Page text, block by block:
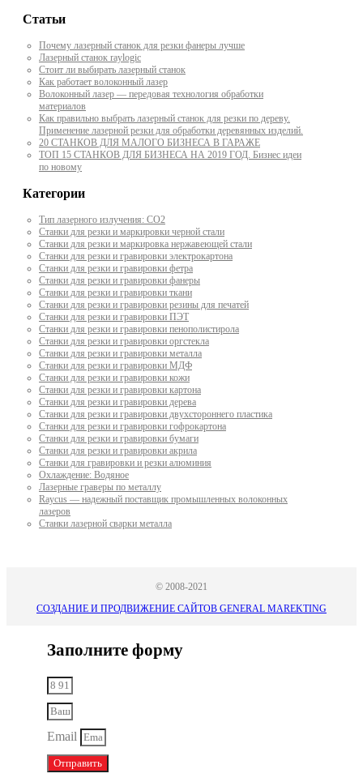
Статьи
Почему лазерный станок для резки фанеры лучше
Лазерный станок raylogic
Стоит ли выбирать лазерный станок
Как работает волоконный лазер
Волоконный лазер — передовая технология обработки
материалов
Как правильно выбрать лазерный станок для резки по дереву.
Применение лазерной резки для обработки деревянных изделий.
20 СТАНКОВ ДЛЯ МАЛОГО БИЗНЕСА В ГАРАЖЕ
ТОП 15 СТАНКОВ ДЛЯ БИЗНЕСА НА 2019 ГОД. Бизнес идеи
по новому
Категории
Тип лазерного излучения: СО2
Станки для резки и маркировки черной стали
Станки для резки и маркировка нержавеющей стали
Станки для резки и гравировки электрокартона
Станки для резки и гравировки фетра
Станки для резки и гравировки фанеры
Станки для резки и гравировки ткани
Станки для резки и гравировки резины для печатей
Станки для резки и гравировки ПЭТ
Станки для резки и гравировки пенополистирола
Станки для резки и гравировки оргстекла
Станки для резки и гравировки металла
Станки для резки и гравировки МДФ
Станки для резки и гравировки кожи
Станки для резки и гравировки картона
Станки для резки и гравировки дерева
Станки для резки и гравировки двухстороннего пластика
Станки для резки и гравировки гофрокартона
Станки для резки и гравировки бумаги
Станки для резки и гравировки акрила
Станки для гравировки и резки алюминия
Охлаждение: Водяное
Лазерные граверы по металлу
Raycus — надежный поставщик промышленных волоконных
лазеров
Cтанки лазерной сварки металла
© 2008-2021
СОЗДАНИЕ И ПРОДВИЖЕНИЕ САЙТОВ GENERAL MAREKTING
Заполните форму
Email
Отправить